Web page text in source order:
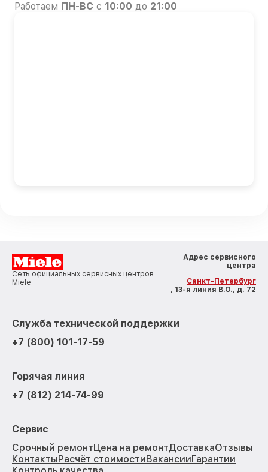
Работаем ПН-ВС с 10:00 до 21:00
Сеть официальных сервисных центров
Miele
Адрес сервисного
центра
Санкт-Петербург
, 13-я линия В.О., д. 72
Служба технической поддержки
+7 (800) 101-17-59
Горячая линия
+7 (812) 214-74-99
Сервис
Срочный ремонтЦена на ремонтДоставкаОтзывы
КонтактыРасчёт стоимостиВакансииГарантии